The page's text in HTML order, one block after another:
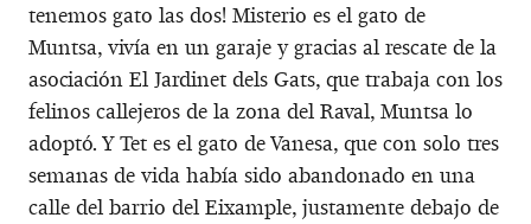
tenemos gato las dos! Misterio es el gato de
Muntsa, vivía en un garaje y gracias al rescate de la
asociación El Jardinet dels Gats, que trabaja con los
felinos callejeros de la zona del Raval, Muntsa lo
adoptó. Y Tet es el gato de Vanesa, que con solo tres
semanas de vida había sido abandonado en una
calle del barrio del Eixample, justamente debajo de